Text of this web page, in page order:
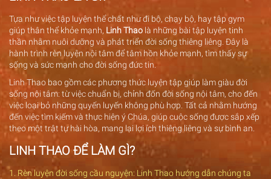
Tựa như việc tập luyện thể chất như đi bộ, chạy bộ, hay tập gym
giúp thân thể khỏe mạnh, Linh Thao là những bài tập luyện tinh
thần nhằm nuôi dưỡng và phát triển đời sống thiêng liêng. Đây là
hành trình rèn luyện nội tâm để tâm hồn khỏe mạnh, tìm thấy sự
sống và sức mạnh cho đời sống đức tin.
Linh Thao bao gồm các phương thức luyện tập giúp làm giàu đời
sống nội tâm: từ việc chuẩn bị, chỉnh đốn đời sống nội tâm, cho đến
việc loại bỏ những quyến luyến không phù hợp. Tất cả nhằm hướng
đến việc tìm kiếm và thực hiện ý Chúa, giúp cuộc sống được sắp xếp
theo một trật tự hài hòa, mang lại lợi ích thiêng liêng và sự bình an.
LINH THAO ĐỂ LÀM GÌ?
1. Rèn luyện đời sống cầu nguyện: Linh Thao hướng dẫn chúng ta